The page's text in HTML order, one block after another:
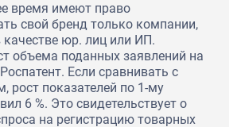
время имеют право
свой бренд только компании,
юр. лиц или ИП.
объема поданных заявлений на
Если сравнивать с
рост показателей по 1-му
6 %. Это свидетельствует о
на регистрацию товарных